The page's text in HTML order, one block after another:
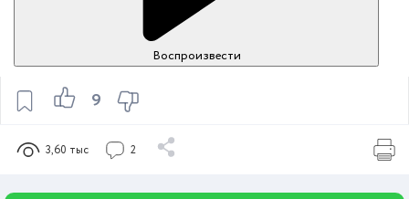
9
Воспроизвести
3,60 тыс 2